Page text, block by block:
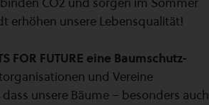
erhöhen unsere Lebensqualität!
FOR FUTURE eine Baumschutz-
und Vereine
unsere Bäume – besonders auch